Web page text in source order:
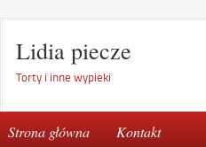
Lidia piecze
Torty i inne wypieki
Strona główna Kontakt